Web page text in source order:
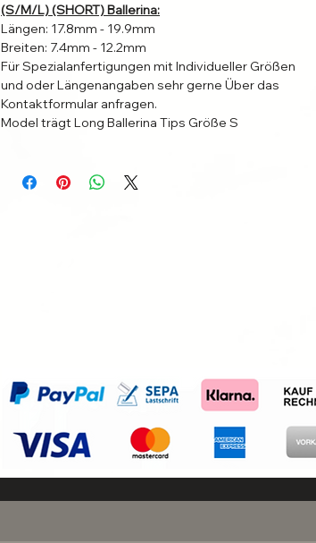
(S/M/L) (SHORT) Ballerina:
Längen: 17.8mm - 19.9mm
Breiten: 7.4mm - 12.2mm
Für Spezialanfertigungen mit Individueller Größen
und oder Längenangaben sehr gerne Über das
Kontaktformular anfragen.
Model trägt Long Ballerina Tips Größe S